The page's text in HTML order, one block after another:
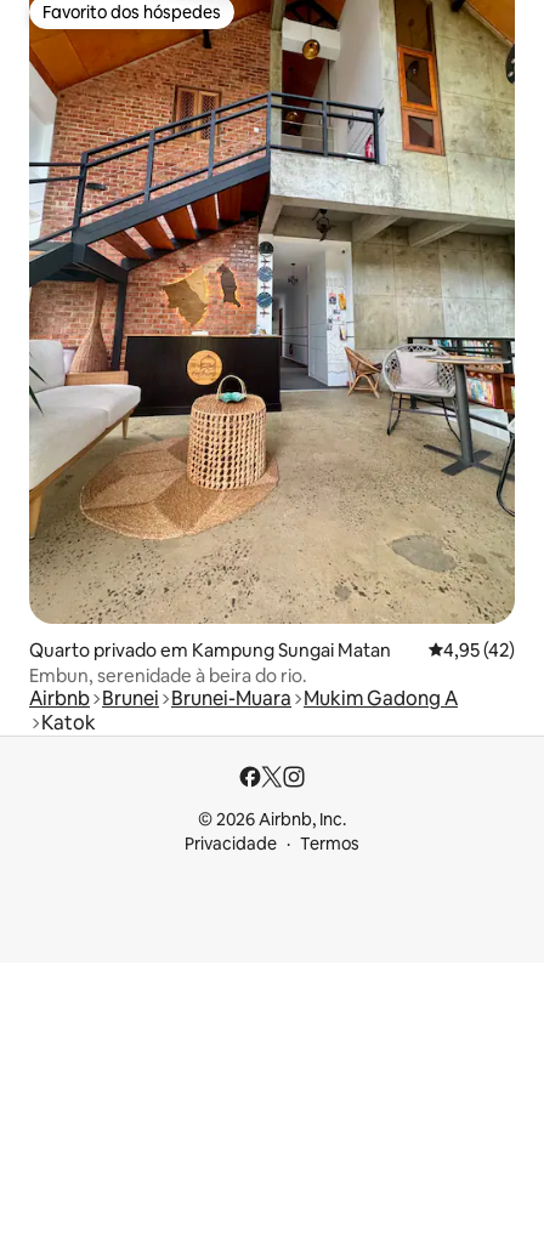
Favorito dos hóspedes
Favorito dos hóspedes
Quarto privado em Kampung Sungai Matan Classificação
4,95 (42)
Embun, serenidade à beira do rio.
Airbnb Brunei Brunei-Muara Mukim Gadong A
Katok
© 2026 Airbnb, Inc.
Privacidade
Termos